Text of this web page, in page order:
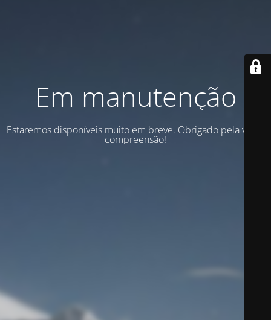
Em manutenção
Estaremos disponíveis muito em breve. Obrigado pela vossa
compreensão!